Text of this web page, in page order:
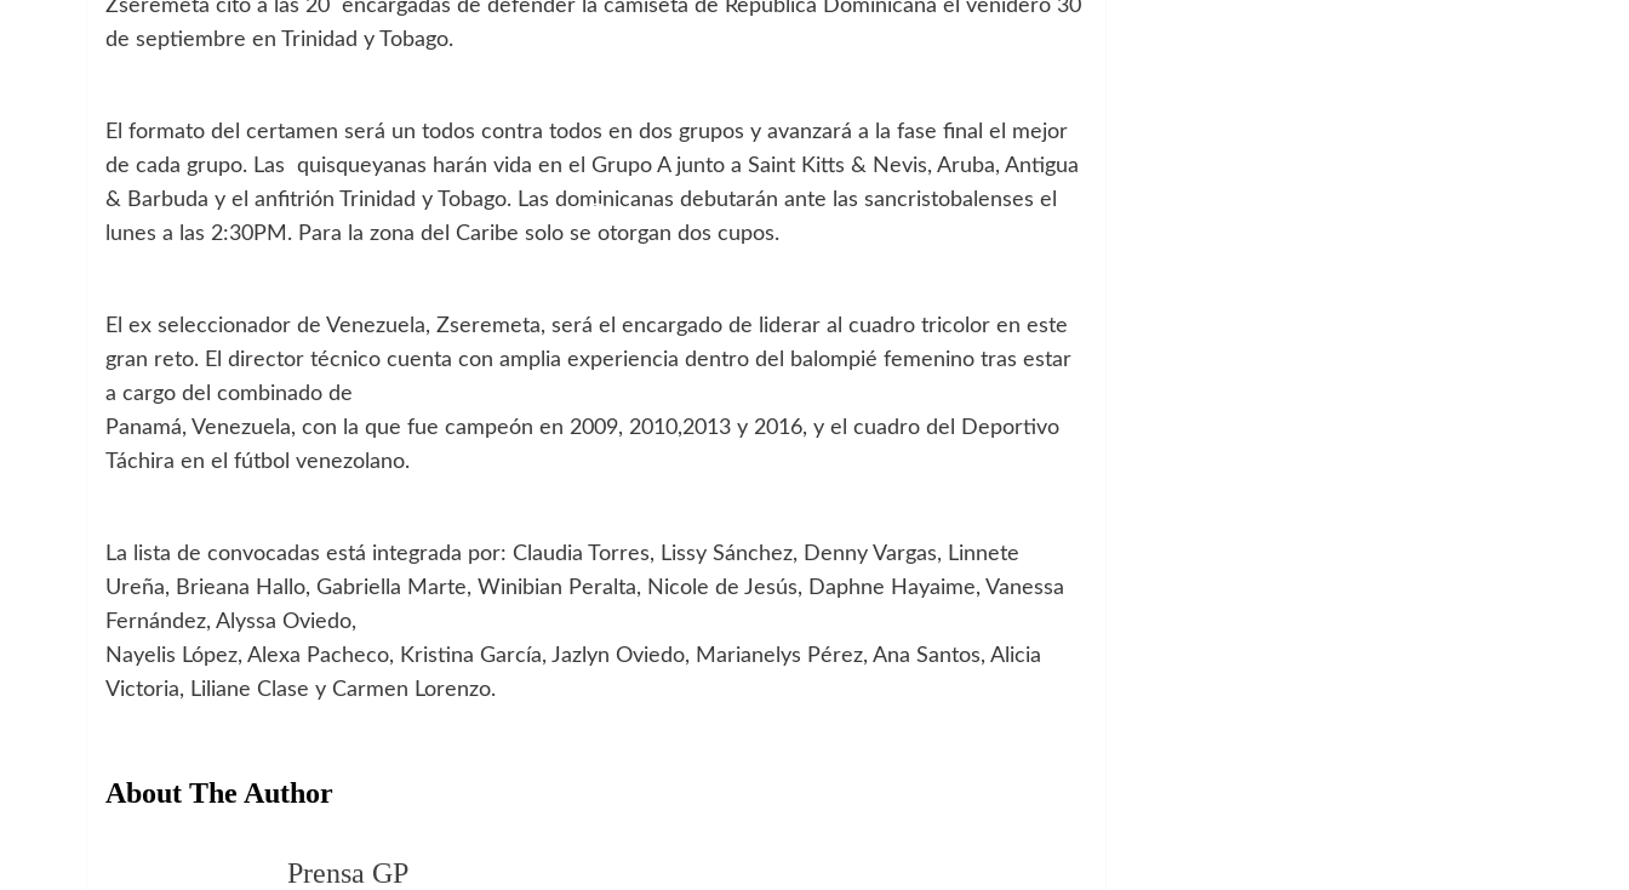
Zseremeta citó a las 20 encargadas de defender la camiseta de República Dominicana el venidero 30
de septiembre en Trinidad y Tobago.
El formato del certamen será un todos contra todos en dos grupos y avanzará a la fase final el mejor
de cada grupo. Las quisqueyanas harán vida en el Grupo A junto a Saint Kitts & Nevis, Aruba, Antigua
& Barbuda y el anfitrión Trinidad y Tobago. Las dominicanas debutarán ante las sancristobalenses el
lunes a las 2:30PM. Para la zona del Caribe solo se otorgan dos cupos.
El ex seleccionador de Venezuela, Zseremeta, será el encargado de liderar al cuadro tricolor en este
gran reto. El director técnico cuenta con amplia experiencia dentro del balompié femenino tras estar
a cargo del combinado de
Panamá, Venezuela, con la que fue campeón en 2009, 2010,2013 y 2016, y el cuadro del Deportivo
Táchira en el fútbol venezolano.
La lista de convocadas está integrada por: Claudia Torres, Lissy Sánchez, Denny Vargas, Linnete
Ureña, Brieana Hallo, Gabriella Marte, Winibian Peralta, Nicole de Jesús, Daphne Hayaime, Vanessa
Fernández, Alyssa Oviedo,
Nayelis López, Alexa Pacheco, Kristina García, Jazlyn Oviedo, Marianelys Pérez, Ana Santos, Alicia
Victoria, Liliane Clase y Carmen Lorenzo.
About The Author
Prensa GP